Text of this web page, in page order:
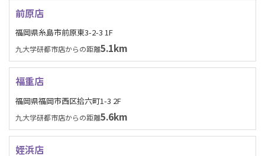
前原店
福岡県糸島市前原東3-2-3 1F
九大学研都市店からの距離5.1km
福重店
福岡県福岡市西区拾六町1-3 2F
九大学研都市店からの距離5.6km
姪浜店